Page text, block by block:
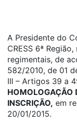
A Presidente do
CRESS 6ª
regimentais, de
582/2010, de 01
III – Artigos 39 a
HOMOLOGAÇÃO
INSCRIÇÃO, em
20/01/2015.